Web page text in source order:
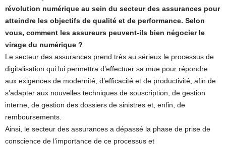
révolution numérique au sein du secteur des assurances pour
atteindre les objectifs de qualité et de performance. Selon
vous, comment les assureurs peuvent-ils bien négocier le
virage du numérique ?
Le secteur des assurances prend très au sérieux le processus de
digitalisation qui lui permettra d’effectuer sa mue pour répondre
aux exigences de modernité, d’efficacité et de productivité, afin de
s’adapter aux nouvelles techniques de souscription, de gestion
interne, de gestion des dossiers de sinistres et, enfin, de
remboursements.
Ainsi, le secteur des assurances a dépassé la phase de prise de
conscience de l’importance de ce processus et